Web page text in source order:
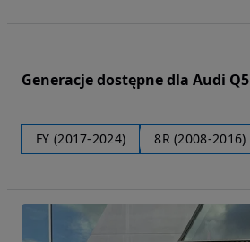
Generacje dostępne dla Audi Q5
FY (2017-2024) 8R (2008-2016)